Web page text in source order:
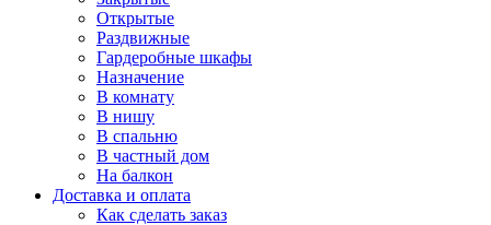
Открытые
Раздвижные
Гардеробные шкафы
Назначение
В комнату
В нишу
В спальню
В частный дом
На балкон
Доставка и оплата
Как сделать заказ